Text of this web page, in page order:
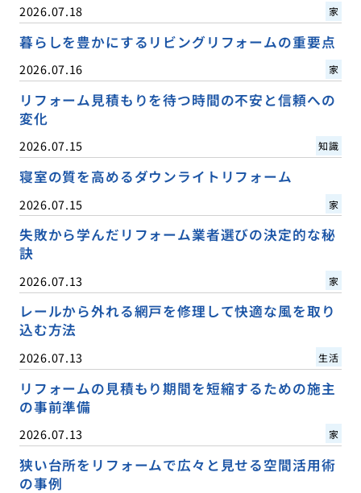
2026.07.18 家
暮らしを豊かにするリビングリフォームの重要点
2026.07.16 家
リフォーム見積もりを待つ時間の不安と信頼への
変化
2026.07.15 知識
寝室の質を高めるダウンライトリフォーム
2026.07.15 家
失敗から学んだリフォーム業者選びの決定的な秘
訣
2026.07.13 家
レールから外れる網戸を修理して快適な風を取り
込む方法
2026.07.13 生活
リフォームの見積もり期間を短縮するための施主
の事前準備
2026.07.13 家
狭い台所をリフォームで広々と見せる空間活用術
の事例